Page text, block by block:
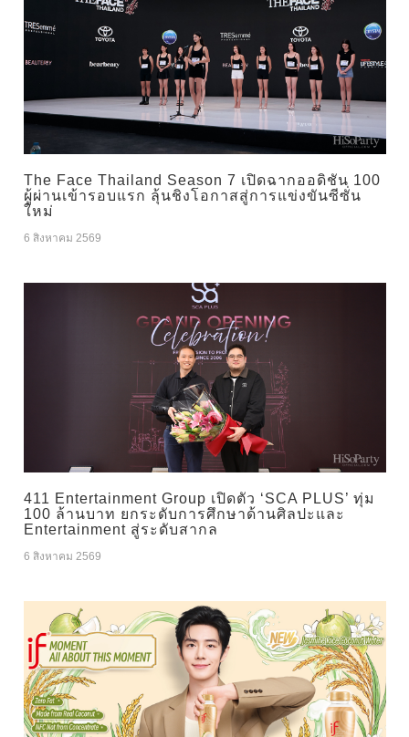
The Face Thailand Season 7 เปิดฉากออดิชัน 100
ผู้ผ่านเข้ารอบแรก ลุ้นชิงโอกาสสู่การแข่งขันซีซั่น
ใหม่
6 สิงหาคม 2569
411 Entertainment Group เปิดตัว ‘SCA PLUS’ ทุ่ม
100 ล้านบาท ยกระดับการศึกษาด้านศิลปะและ
Entertainment สู่ระดับสากล
6 สิงหาคม 2569